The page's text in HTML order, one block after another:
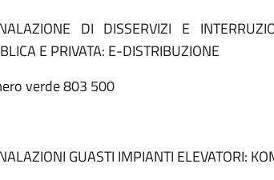
DI DISSERVIZI E
E PRIVATA: E-DISTRIBUZIONE
verde 803 500
GUASTI IMPIANTI ELEVATORI: